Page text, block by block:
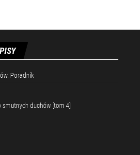
Poradnik
duchów [tom 4]